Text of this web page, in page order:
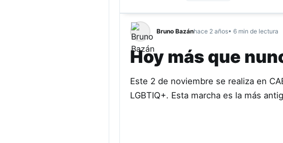
Bruno Bazánhace 2 años• 6 min de lectura
Hoy más que
Este 2 de noviembre se realiza en
LGBTIQ+. Esta marcha es la más